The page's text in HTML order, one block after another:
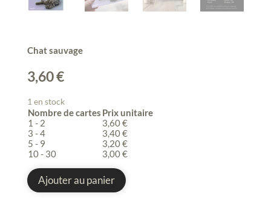
Chat sauvage
3,60€
1 en stock
Nombre de cartes Prix unitaire
1 - 2
3,60€
3 - 4
3,40€
5 - 9
3,20€
10 - 30
3,00€
de
Carte
Ajouter au panier